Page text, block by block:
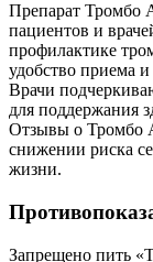
Препарат Тромбо
пациентов и
профилактике
удобство приема
Врачи
для поддержания
Отзывы о Тромбо
снижении риска
жизни.
Запрещено пить